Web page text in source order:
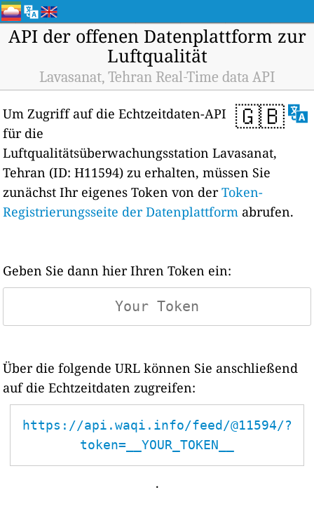
API der offenen Datenplattform zur
Luftqualität
Lavasanat, Tehran Real-Time data API
🇬🇧
Um Zugriff auf die Echtzeitdaten-API
für die
Luftqualitätsüberwachungsstation Lavasanat,
Tehran (ID: H11594) zu erhalten, müssen Sie
zunächst Ihr eigenes Token von derToken-
Registrierungsseite der Datenplattform abrufen.
Geben Sie dann hier Ihren Token ein:
Über die folgende URL können Sie anschließend
auf die Echtzeitdaten zugreifen:
https://api.waqi.info/feed/@11594/?
token=__YOUR_TOKEN__
.